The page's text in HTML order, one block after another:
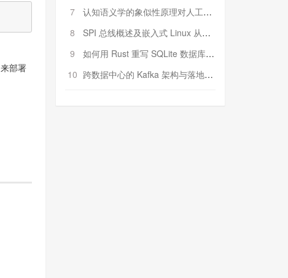
来部署
7
认知语义学的象似性原理对人工智能自然语言处理深层语义分析的影响与启示
8
SPI 总线概述及嵌入式 Linux 从属 SPI 设备驱动程序开发（第二部分，实践）
9
如何用 Rust 重写 SQLite 数据库（二）:是否有市场空间？
10 跨数据中心的 Kafka 架构与落地实战